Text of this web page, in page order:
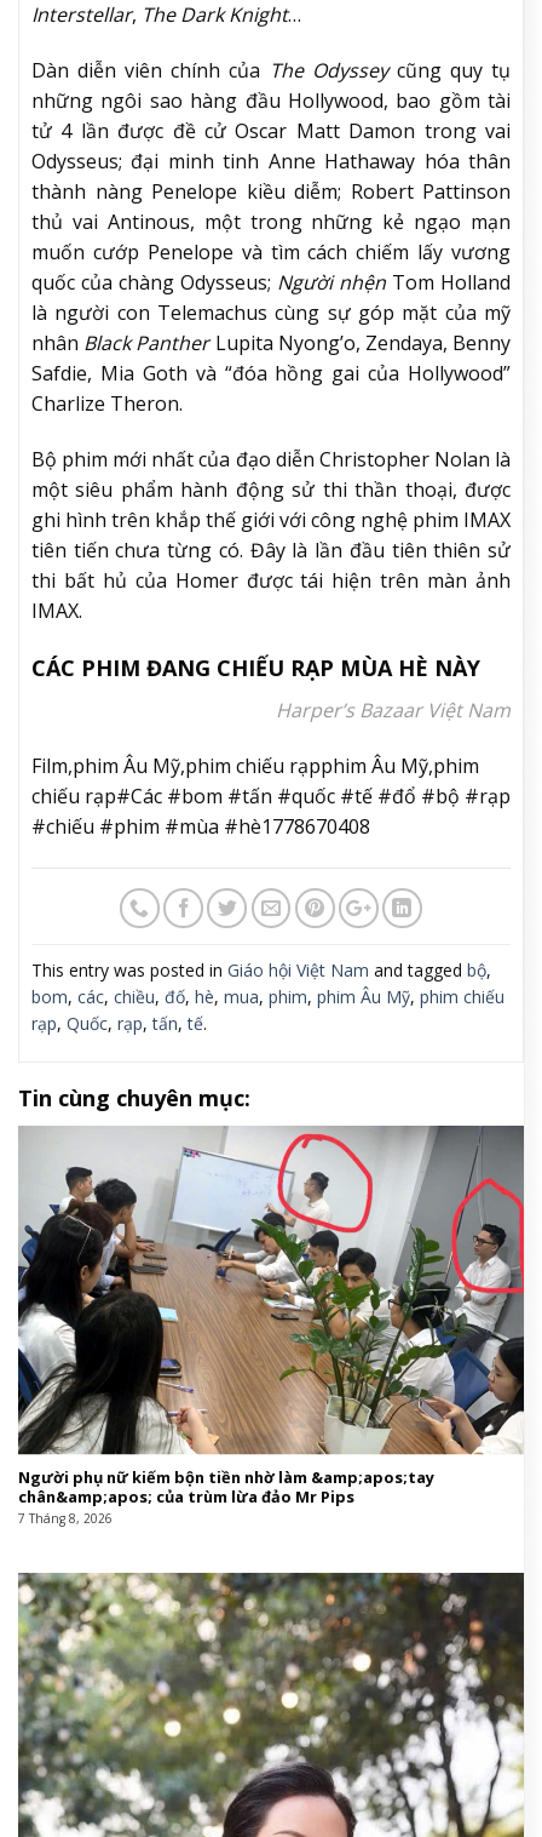
Interstellar, The Dark Knight…
Dàn diễn viên chính của The Odysseycũng quy tụ
những ngôi sao hàng đầu Hollywood, bao gồm tài
tử 4 lần được đề cử Oscar Matt Damon trong vai
Odysseus; đại minh tinh Anne Hathaway hóa thân
thành nàng Penelope kiều diễm; Robert Pattinson
thủ vai Antinous, một trong những kẻ ngạo mạn
muốn cướp Penelope và tìm cách chiếm lấy vương
quốc của chàng Odysseus; Người nhện Tom Holland
là người con Telemachus cùng sự góp mặt của mỹ
nhân Black PantherLupita Nyong’o, Zendaya, Benny
Safdie, Mia Goth và “đóa hồng gai của Hollywood”
Charlize Theron.
Bộ phim mới nhất của đạo diễn Christopher Nolan là
một siêu phẩm hành động sử thi thần thoại, được
ghi hình trên khắp thế giới với công nghệ phim IMAX
tiên tiến chưa từng có. Đây là lần đầu tiên thiên sử
thi bất hủ của Homer được tái hiện trên màn ảnh
IMAX.
CÁC PHIM ĐANG CHIẾU RẠP MÙA HÈ NÀY
Harper’s Bazaar Việt Nam
Film,phim Âu Mỹ,phim chiếu rạpphim Âu Mỹ,phim
chiếu rạp#Các #bom #tấn #quốc #tế #đổ #bộ #rạp
#chiếu #phim #mùa #hè1778670408
This entry was posted in Giáo hội Việt Nam and tagged bộ,
bom, các, chiều, đố, hè, mua, phim, phim Âu Mỹ, phim chiếu
rạp, Quốc, rạp,tấn,tế.
Tin cùng chuyên mục:
Người phụ nữ kiếm bộn tiền nhờ làm &amp;apos;tay
chân&amp;apos; của trùm lừa đảo Mr Pips
7 Tháng 8, 2026